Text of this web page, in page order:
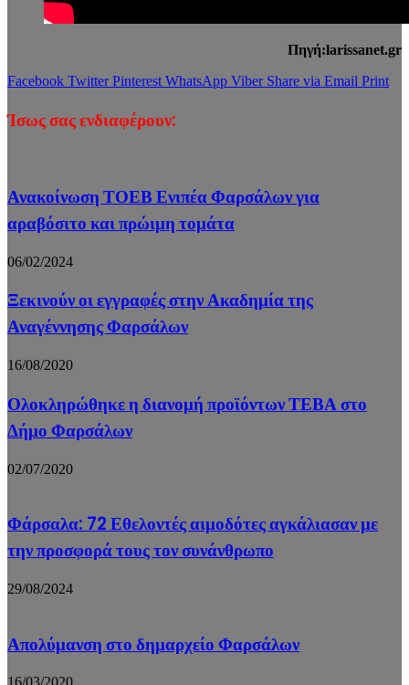
Πηγή:larissanet.gr
Facebook Twitter Pinterest WhatsApp Viber Share via Email Print
Ίσως σας ενδιαφέρουν:
Ανακοίνωση ΤΟΕΒ Ενιπέα Φαρσάλων για
αραβόσιτο και πρώιμη τομάτα
06/02/2024
Ξεκινούν οι εγγραφές στην Ακαδημία της
Αναγέννησης Φαρσάλων
16/08/2020
Ολοκληρώθηκε η διανομή προϊόντων ΤΕΒΑ στο
Δήμο Φαρσάλων
02/07/2020
Φάρσαλα: 72 Εθελοντές αιμοδότες αγκάλιασαν με
την προσφορά τους τον συνάνθρωπο
29/08/2024
Απολύμανση στο δημαρχείο Φαρσάλων